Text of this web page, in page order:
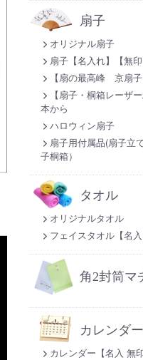
扇子
オリジナル扇子
扇子【名入れ】【無
【扇の最高峰 京扇
【扇子・桐箱レーザ
本から
ハロウィン扇子
扇子用付属品(扇子立
子桐箱）
タオル
オリジナルタオル
フェイスタオル【名入
角2封筒マ
カレンダー
カレンダー【名入 無